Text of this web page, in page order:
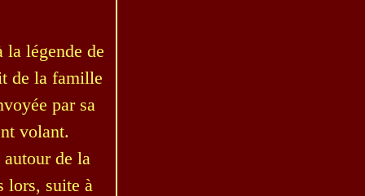
légende de
de la famille
par sa
volant.
de la
lors, suite à